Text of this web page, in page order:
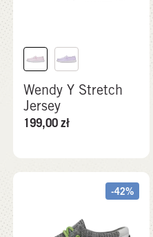
Wendy Y Stretch
Jersey
199,00zł
-42%